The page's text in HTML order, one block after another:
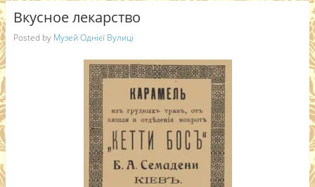
Вкусное лекарство
Posted by Музей Однієї Вулиці